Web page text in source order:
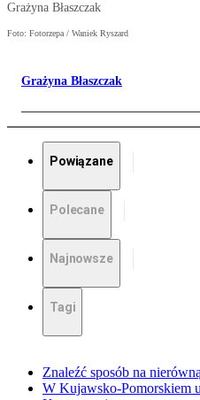
Grażyna Błaszczak
Foto: Fotorzepa / Waniek Ryszard
Grażyna Błaszczak
Powiązane
Polecane
Najnowsze
Tagi
Znaleźć sposób na
W Kujawsko-Pomorskiem